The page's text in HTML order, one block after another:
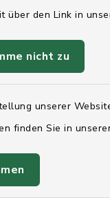
über den Link in
nicht zu
unserer
finden Sie in
Ihre
Landesregierung
Kreis Rendsburg-